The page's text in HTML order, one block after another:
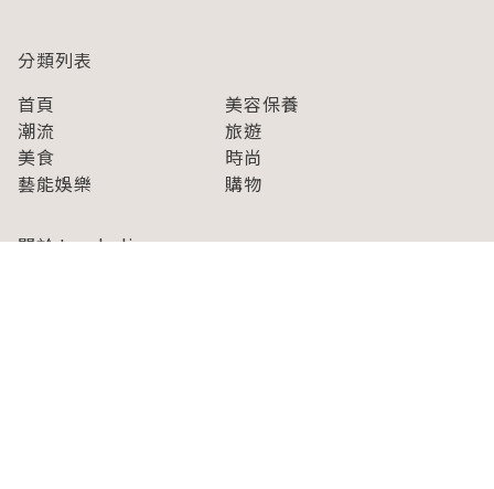
分類列表
首頁
美容保養
潮流
旅遊
美食
時尚
藝能娛樂
購物
關於Japaholic